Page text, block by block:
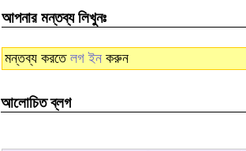
আপনার মন্তব্য লিখুনঃ
মন্তব্য করতে লগ ইন করুন
আলোচিত ব্লগ